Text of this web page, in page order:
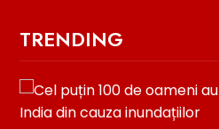
TRENDING